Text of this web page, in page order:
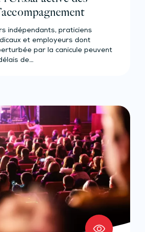
indépendants, praticiens
et employeurs dont
par la canicule peuvent
de…